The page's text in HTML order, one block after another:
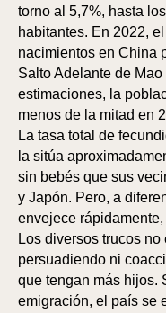
torno al 5,7%, hasta
habitantes. En 2022,
nacimientos en China
Salto Adelante de
estimaciones, la
menos de la mitad en
La tasa total de
la sitúa
sin bebés que sus
y Japón. Pero, a
envejece
Los diversos trucos
persuadiendo ni
que tengan más hijos.
emigración, el país se